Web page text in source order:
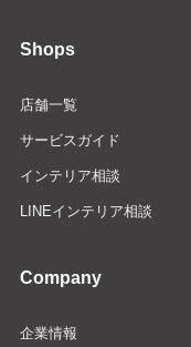
Shops
店舗一覧
サービスガイド
インテリア相談
LINEインテリア相談
Company
企業情報